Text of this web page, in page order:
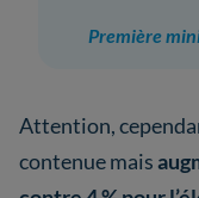
Première
Attention,
contenue mais